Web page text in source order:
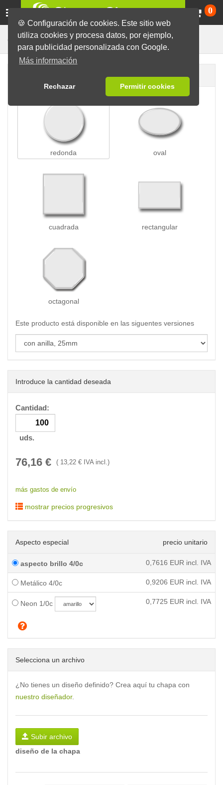
🍪 Configuración de cookies. Este sitio web
utiliza cookies y procesa datos, por ejemplo,
para publicidad personalizada con Google.
Más información
Rechazar Permitir cookies
0
Chapas Chapas Llavero
redonda oval
cuadrada rectangular
octagonal
Este producto está disponible en las siguentes versiones
Introduce la cantidad deseada
Cantidad:
uds.
76,16 € ( 13,22 € IVA incl.)
más gastos de envío
mostrar precios progresivos
Aspecto especial precio unitario
aspecto brillo 4/0c 0,7616 EUR incl. IVA
Metálico 4/0c 0,9206 EUR incl. IVA
Neon 1/0c 0,7725 EUR incl. IVA
Selecciona un archivo
¿No tienes un diseño definido? Crea aquí tu chapa con
nuestro diseñador.
Subir archivo
diseño de la chapa